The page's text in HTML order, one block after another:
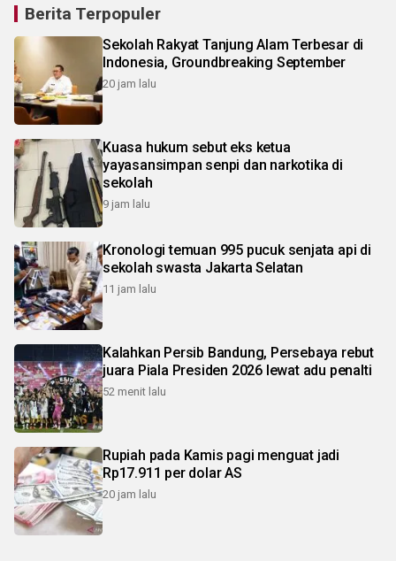
Berita Terpopuler
Sekolah Rakyat Tanjung Alam Terbesar di
Indonesia, Groundbreaking September
20 jam lalu
Kuasa hukum sebut eks ketua
yayasansimpan senpi dan narkotika di
sekolah
9 jam lalu
Kronologi temuan 995 pucuk senjata api di
sekolah swasta Jakarta Selatan
11 jam lalu
Kalahkan Persib Bandung, Persebaya rebut
juara Piala Presiden 2026 lewat adu penalti
52 menit lalu
Rupiah pada Kamis pagi menguat jadi
Rp17.911 per dolar AS
20 jam lalu